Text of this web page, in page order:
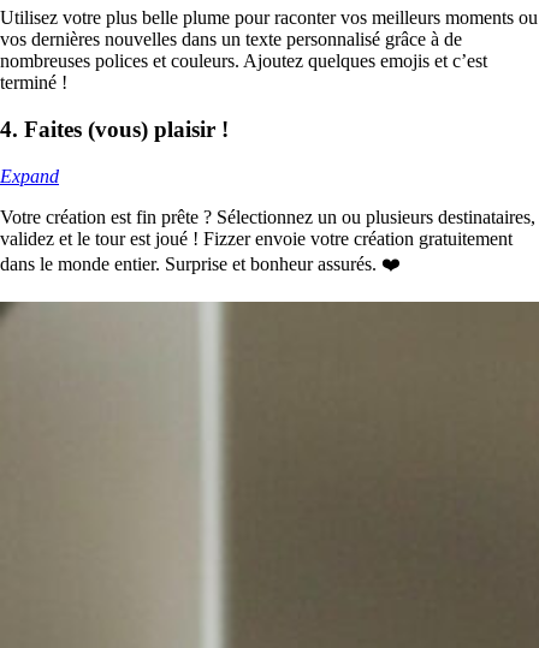
Utilisez votre plus belle plume pour raconter vos meilleurs moments ou
vos dernières nouvelles dans un texte personnalisé grâce à de
nombreuses polices et couleurs. Ajoutez quelques emojis et c’est
terminé !
4. Faites (vous) plaisir !
Expand
Votre création est fin prête ? Sélectionnez un ou plusieurs destinataires,
validez et le tour est joué ! Fizzer envoie votre création gratuitement
dans le monde entier. Surprise et bonheur assurés. ❤️